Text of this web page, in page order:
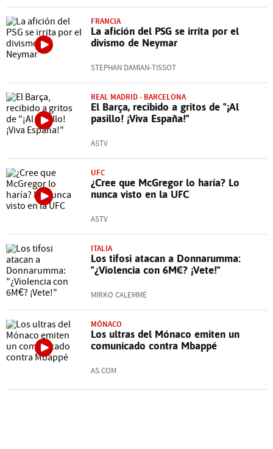
FRANCIA
La afición del PSG se irrita por el
divismo de Neymar
STEPHAN DAMIAN-TISSOT
REAL MADRID - BARCELONA
El Barça, recibido a gritos de "¡Al
pasillo! ¡Viva España!"
ASTV
UFC
¿Cree que McGregor lo haría? Lo
nunca visto en la UFC
ASTV
ITALIA
Los tifosi atacan a Donnarumma:
"¿Violencia con 6M€? ¡Vete!"
MIRKO CALEMME
MÓNACO
Los ultras del Mónaco emiten un
comunicado contra Mbappé
AS.COM